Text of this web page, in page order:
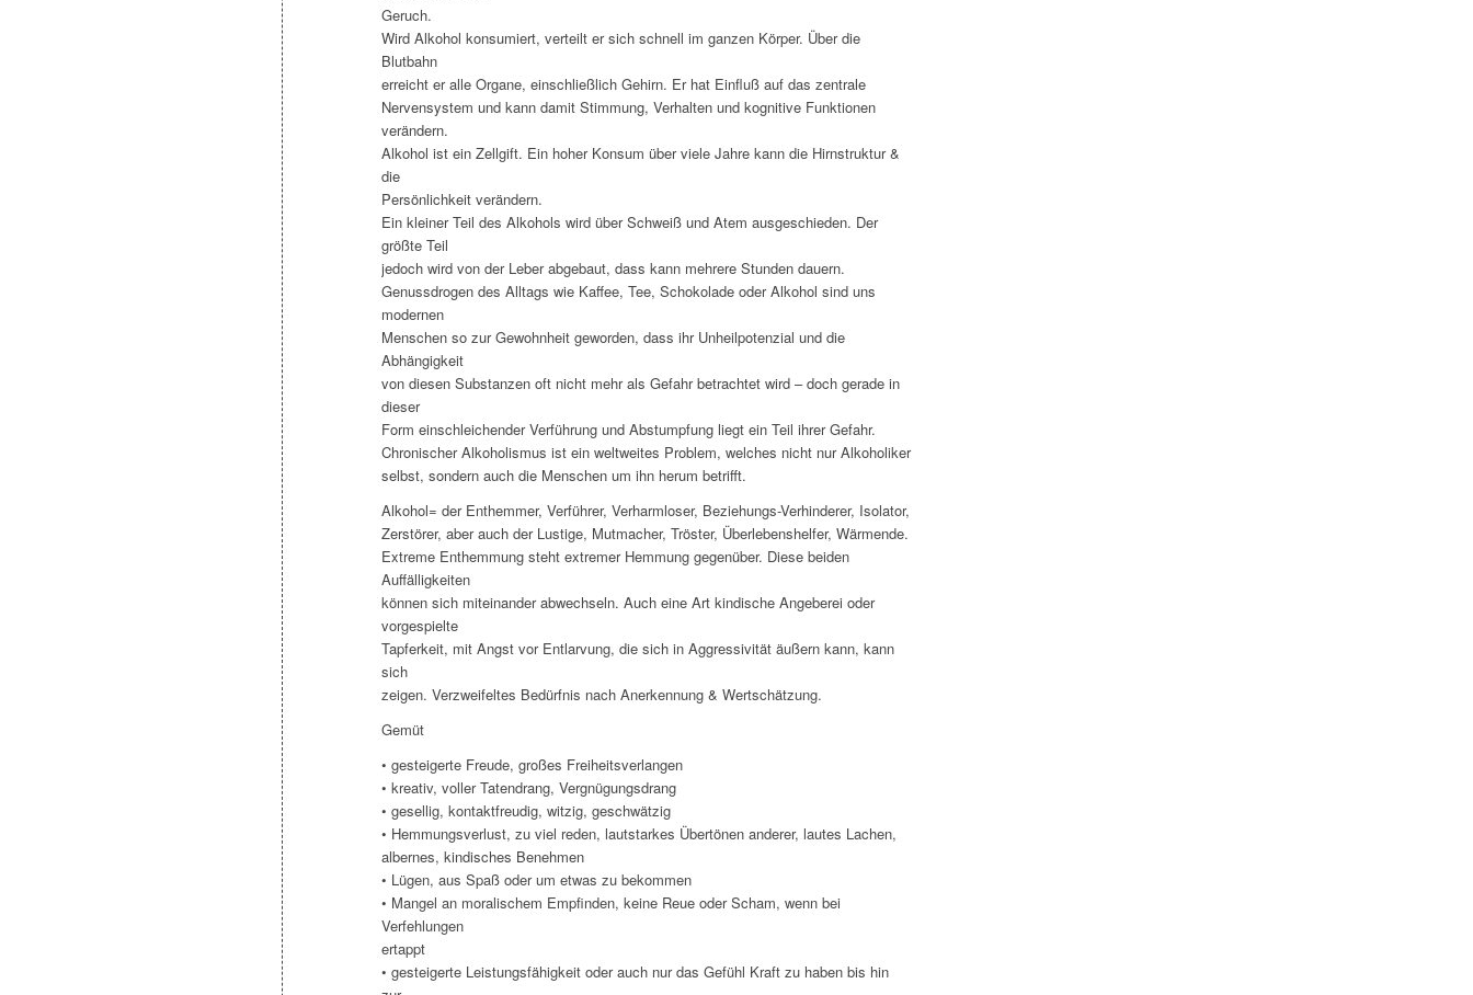
Geruch.
Wird Alkohol konsumiert, verteilt er sich schnell im ganzen Körper. Über die
Blutbahn
erreicht er alle Organe, einschließlich Gehirn. Er hat Einfluß auf das zentrale
Nervensystem und kann damit Stimmung, Verhalten und kognitive Funktionen
verändern.
Alkohol ist ein Zellgift. Ein hoher Konsum über viele Jahre kann die Hirnstruktur &
die
Persönlichkeit verändern.
Ein kleiner Teil des Alkohols wird über Schweiß und Atem ausgeschieden. Der
größte Teil
jedoch wird von der Leber abgebaut, dass kann mehrere Stunden dauern.
Genussdrogen des Alltags wie Kaffee, Tee, Schokolade oder Alkohol sind uns
modernen
Menschen so zur Gewohnheit geworden, dass ihr Unheilpotenzial und die
Abhängigkeit
von diesen Substanzen oft nicht mehr als Gefahr betrachtet wird – doch gerade in
dieser
Form einschleichender Verführung und Abstumpfung liegt ein Teil ihrer Gefahr.
Chronischer Alkoholismus ist ein weltweites Problem, welches nicht nur Alkoholiker
selbst, sondern auch die Menschen um ihn herum betrifft.
Alkohol= der Enthemmer, Verführer, Verharmloser, Beziehungs-Verhinderer, Isolator,
Zerstörer, aber auch der Lustige, Mutmacher, Tröster, Überlebenshelfer, Wärmende.
Extreme Enthemmung steht extremer Hemmung gegenüber. Diese beiden
Auffälligkeiten
können sich miteinander abwechseln. Auch eine Art kindische Angeberei oder
vorgespielte
Tapferkeit, mit Angst vor Entlarvung, die sich in Aggressivität äußern kann, kann
sich
zeigen. Verzweifeltes Bedürfnis nach Anerkennung & Wertschätzung.
Gemüt
• gesteigerte Freude, großes Freiheitsverlangen
• kreativ, voller Tatendrang, Vergnügungsdrang
• gesellig, kontaktfreudig, witzig, geschwätzig
• Hemmungsverlust, zu viel reden, lautstarkes Übertönen anderer, lautes Lachen,
albernes, kindisches Benehmen
• Lügen, aus Spaß oder um etwas zu bekommen
• Mangel an moralischem Empfinden, keine Reue oder Scham, wenn bei
Verfehlungen
ertappt
• gesteigerte Leistungsfähigkeit oder auch nur das Gefühl Kraft zu haben bis hin